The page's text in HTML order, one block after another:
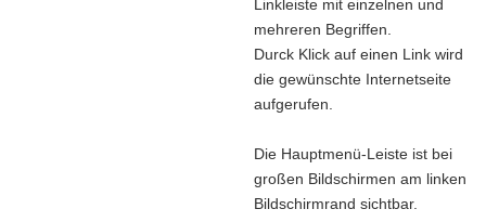
Linkleiste mit einzelnen und
mehreren Begriffen.
Durck Klick auf einen Link wird
die gewünschte Internetseite
aufgerufen.
Die Hauptmenü-Leiste ist bei
großen Bildschirmen am linken
Bildschirmrand sichtbar.